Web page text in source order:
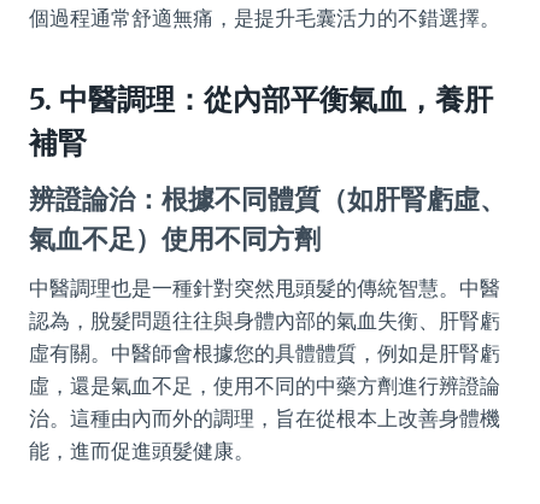
個過程通常舒適無痛，是提升毛囊活力的不錯選擇。
5. 中醫調理：從內部平衡氣血，養肝
補腎
辨證論治：根據不同體質（如肝腎虧虛、
氣血不足）使用不同方劑
中醫調理也是一種針對突然甩頭髮的傳統智慧。中醫
認為，脫髮問題往往與身體內部的氣血失衡、肝腎虧
虛有關。中醫師會根據您的具體體質，例如是肝腎虧
虛，還是氣血不足，使用不同的中藥方劑進行辨證論
治。這種由內而外的調理，旨在從根本上改善身體機
能，進而促進頭髮健康。